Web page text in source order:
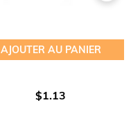
AJOUTER AU PANIER
$1.13